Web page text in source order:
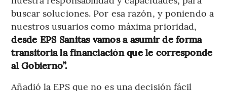
buscar soluciones. Por esa razón, y poniendo a
nuestros usuarios como máxima prioridad,
desde EPS Sanitas vamos a asumir de forma
transitoria la financiación que le corresponde
al Gobierno”.
Añadió la EPS que no es una decisión fácil